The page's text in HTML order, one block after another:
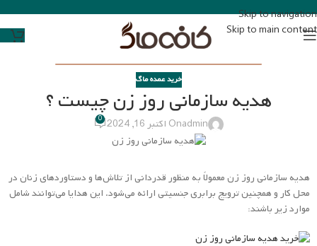
Skip to navigation
Skip to main content
خرید عمده ماگ
هدیه سازمانی روز زن چیست ؟
adminOn اکتبر 16, 2024 0
هدیه سازمانی روز زن معمولاً به منظور قدردانی از تلاش‌ها و دستاوردهای زنان در
محل کار و همچنین ترویج برابری جنسیتی ارائه می‌شود. این هدایا می‌توانند شامل
موارد زیر باشند: